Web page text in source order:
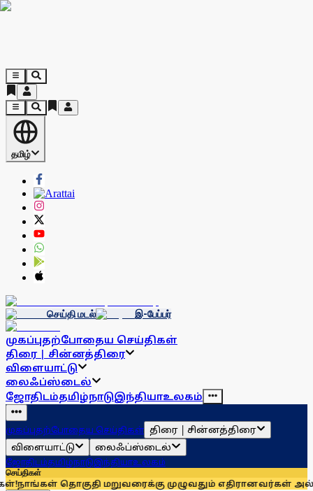
தமிழ்
செய்தி மடல் இ-பேப்பர்
முகப்புதற்போதைய செய்திகள்
திரை | சின்னத்திரை
விளையாட்டு
லைஃப்ஸ்டைல்
ஜோதிடம்தமிழ்நாடுஇந்தியாஉலகம்
முகப்புதற்போதைய செய்திகள் திரை | சின்னத்திரை
விளையாட்டு
லைஃப்ஸ்டைல்
ஜோதிடம்தமிழ்நாடுஇந்தியாஉலகம்
செய்திகள்
மறுவரைக்கு முழுவதும் எதிரானவர்கள் அல்லர்: கனிமொழி